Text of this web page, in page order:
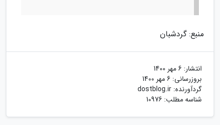
منبع: گردشبان
انتشار: 6 مهر 1400
بروزرسانی: 6 مهر 1400
گردآورنده: dostblog.ir
شناسه مطلب: 10976